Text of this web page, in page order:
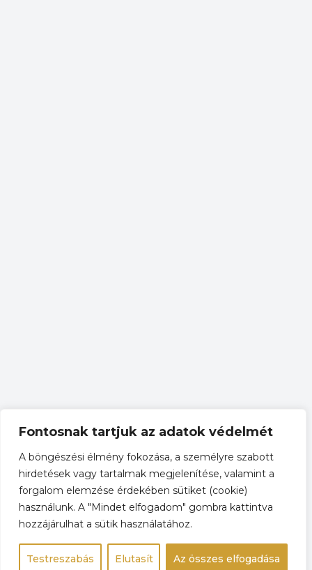
Fontosnak tartjuk az adatok védelmét
A böngészési élmény fokozása, a személyre szabott
hirdetések vagy tartalmak megjelenítése, valamint a
forgalom elemzése érdekében sütiket (cookie)
használunk. A "Mindet elfogadom" gombra kattintva
hozzájárulhat a sütik használatához.
Testreszabás Elutasít Az összes elfogadása